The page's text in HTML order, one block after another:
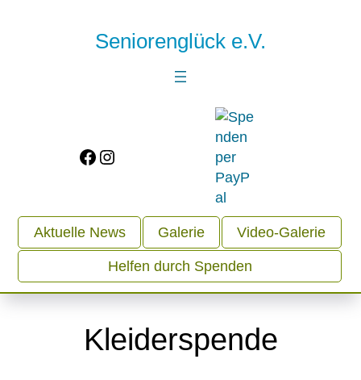
Seniorenglück e.V.
Facebook
Instagram
Aktuelle News Galerie Video-Galerie
Helfen durch Spenden
Kleiderspende